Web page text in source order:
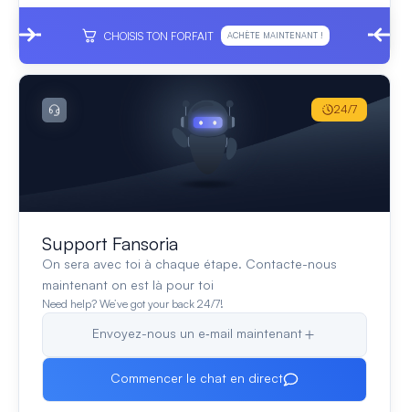
CHOISIS TON FORFAIT ACHÈTE MAINTENANT !
Support Fansoria
On sera avec toi à chaque étape. Contacte-nous
maintenant on est là pour toi
Need help? We’ve got your back 24/7!
Envoyez-nous un e‑mail maintenant
Commencer le chat en direct
24/7